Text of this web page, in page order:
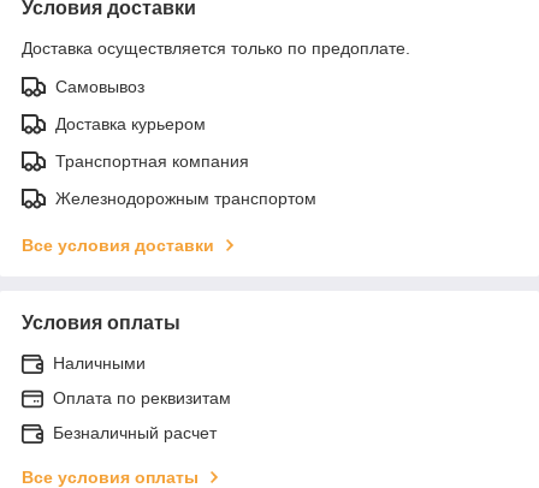
Условия доставки
Доставка осуществляется только по предоплате.
Самовывоз
Доставка курьером
Транспортная компания
Железнодорожным транспортом
Все условия доставки
Условия оплаты
Наличными
Оплата по реквизитам
Безналичный расчет
Все условия оплаты